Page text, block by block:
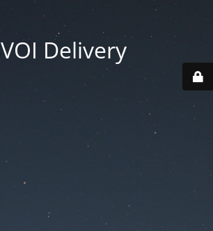
Delivery